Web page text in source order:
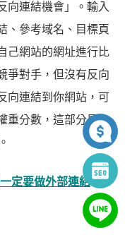
向連結機會」。輸入
、參考域名、目標頁
己網站的網址進行比
爭對手，但沒有反向
向連結到你網站，可
重分數，這部分是
定要做外部連結